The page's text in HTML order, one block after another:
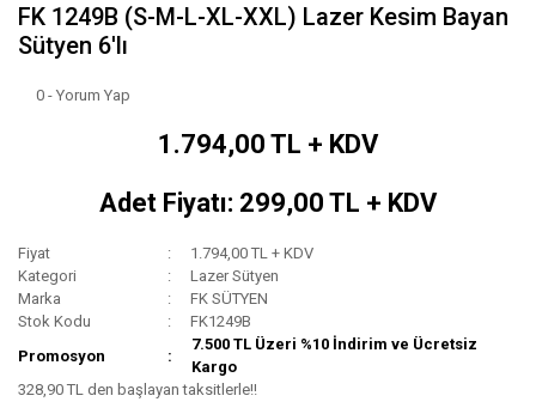
FK 1249B (S-M-L-XL-XXL) Lazer Kesim Bayan
Sütyen 6'lı
0 - Yorum Yap
1.794,00 TL + KDV
Adet Fiyatı: 299,00 TL + KDV
Fiyat
1.794,00 TL + KDV
Kategori
Lazer Sütyen
Marka
FK SÜTYEN
Stok Kodu
FK1249B
Promosyon
7.500 TL Üzeri %10 İndirim ve Ücretsiz
Kargo
328,90 TL den başlayan taksitlerle!!